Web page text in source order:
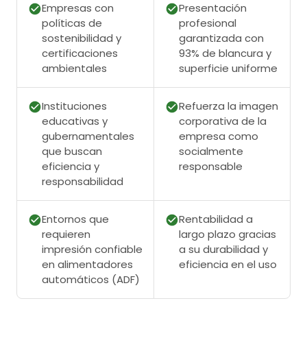
Empresas con
políticas de
sostenibilidad y
certificaciones
ambientales
Presentación
profesional
garantizada con
93% de blancura y
superficie uniforme
Instituciones
educativas y
gubernamentales
que buscan
eficiencia y
responsabilidad
Refuerza la imagen
corporativa de la
empresa como
socialmente
responsable
Entornos que
requieren
impresión confiable
en alimentadores
automáticos (ADF)
Rentabilidad a
largo plazo gracias
a su durabilidad y
eficiencia en el uso